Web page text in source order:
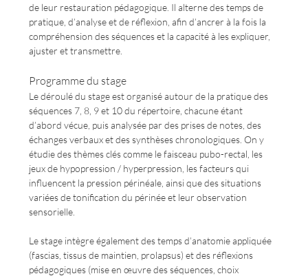
de leur restauration pédagogique. Il alterne des temps de
pratique, d’analyse et de réflexion, afin d’ancrer à la fois la
compréhension des séquences et la capacité à les expliquer,
ajuster et transmettre.
Programme du stage
Le déroulé du stage est organisé autour de la pratique des
séquences 7, 8, 9 et 10 du répertoire, chacune étant
d’abord vécue, puis analysée par des prises de notes, des
échanges verbaux et des synthèses chronologiques. On y
étudie des thèmes clés comme le faisceau pubo-rectal, les
jeux de hypopression / hyperpression, les facteurs qui
influencent la pression périnéale, ainsi que des situations
variées de tonification du périnée et leur observation
sensorielle.
Le stage intègre également des temps d’anatomie appliquée
(fascias, tissus de maintien, prolapsus) et des réflexions
pédagogiques (mise en œuvre des séquences, choix